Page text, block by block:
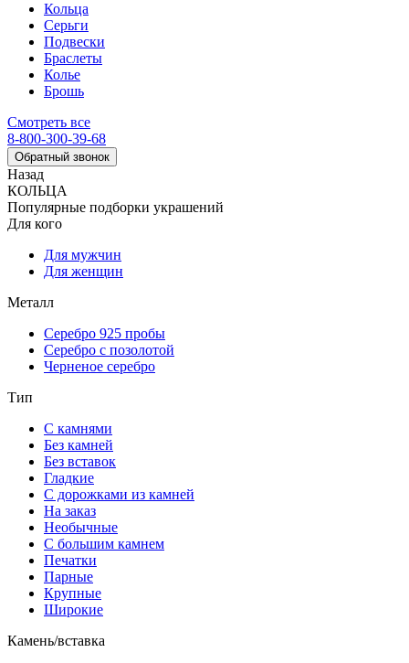
Кольца
Серьги
Подвески
Браслеты
Колье
Брошь
Смотреть все
8-800-300-39-68
Обратный звонок
Назад
КОЛЬЦА
Популярные подборки украшений
Для кого
Для мужчин
Для женщин
Металл
Серебро 925 пробы
Серебро с позолотой
Черненое серебро
Тип
С камнями
Без камней
Без вставок
Гладкие
С дорожками из камней
На заказ
Необычные
С большим камнем
Печатки
Парные
Крупные
Широкие
Камень/вставка